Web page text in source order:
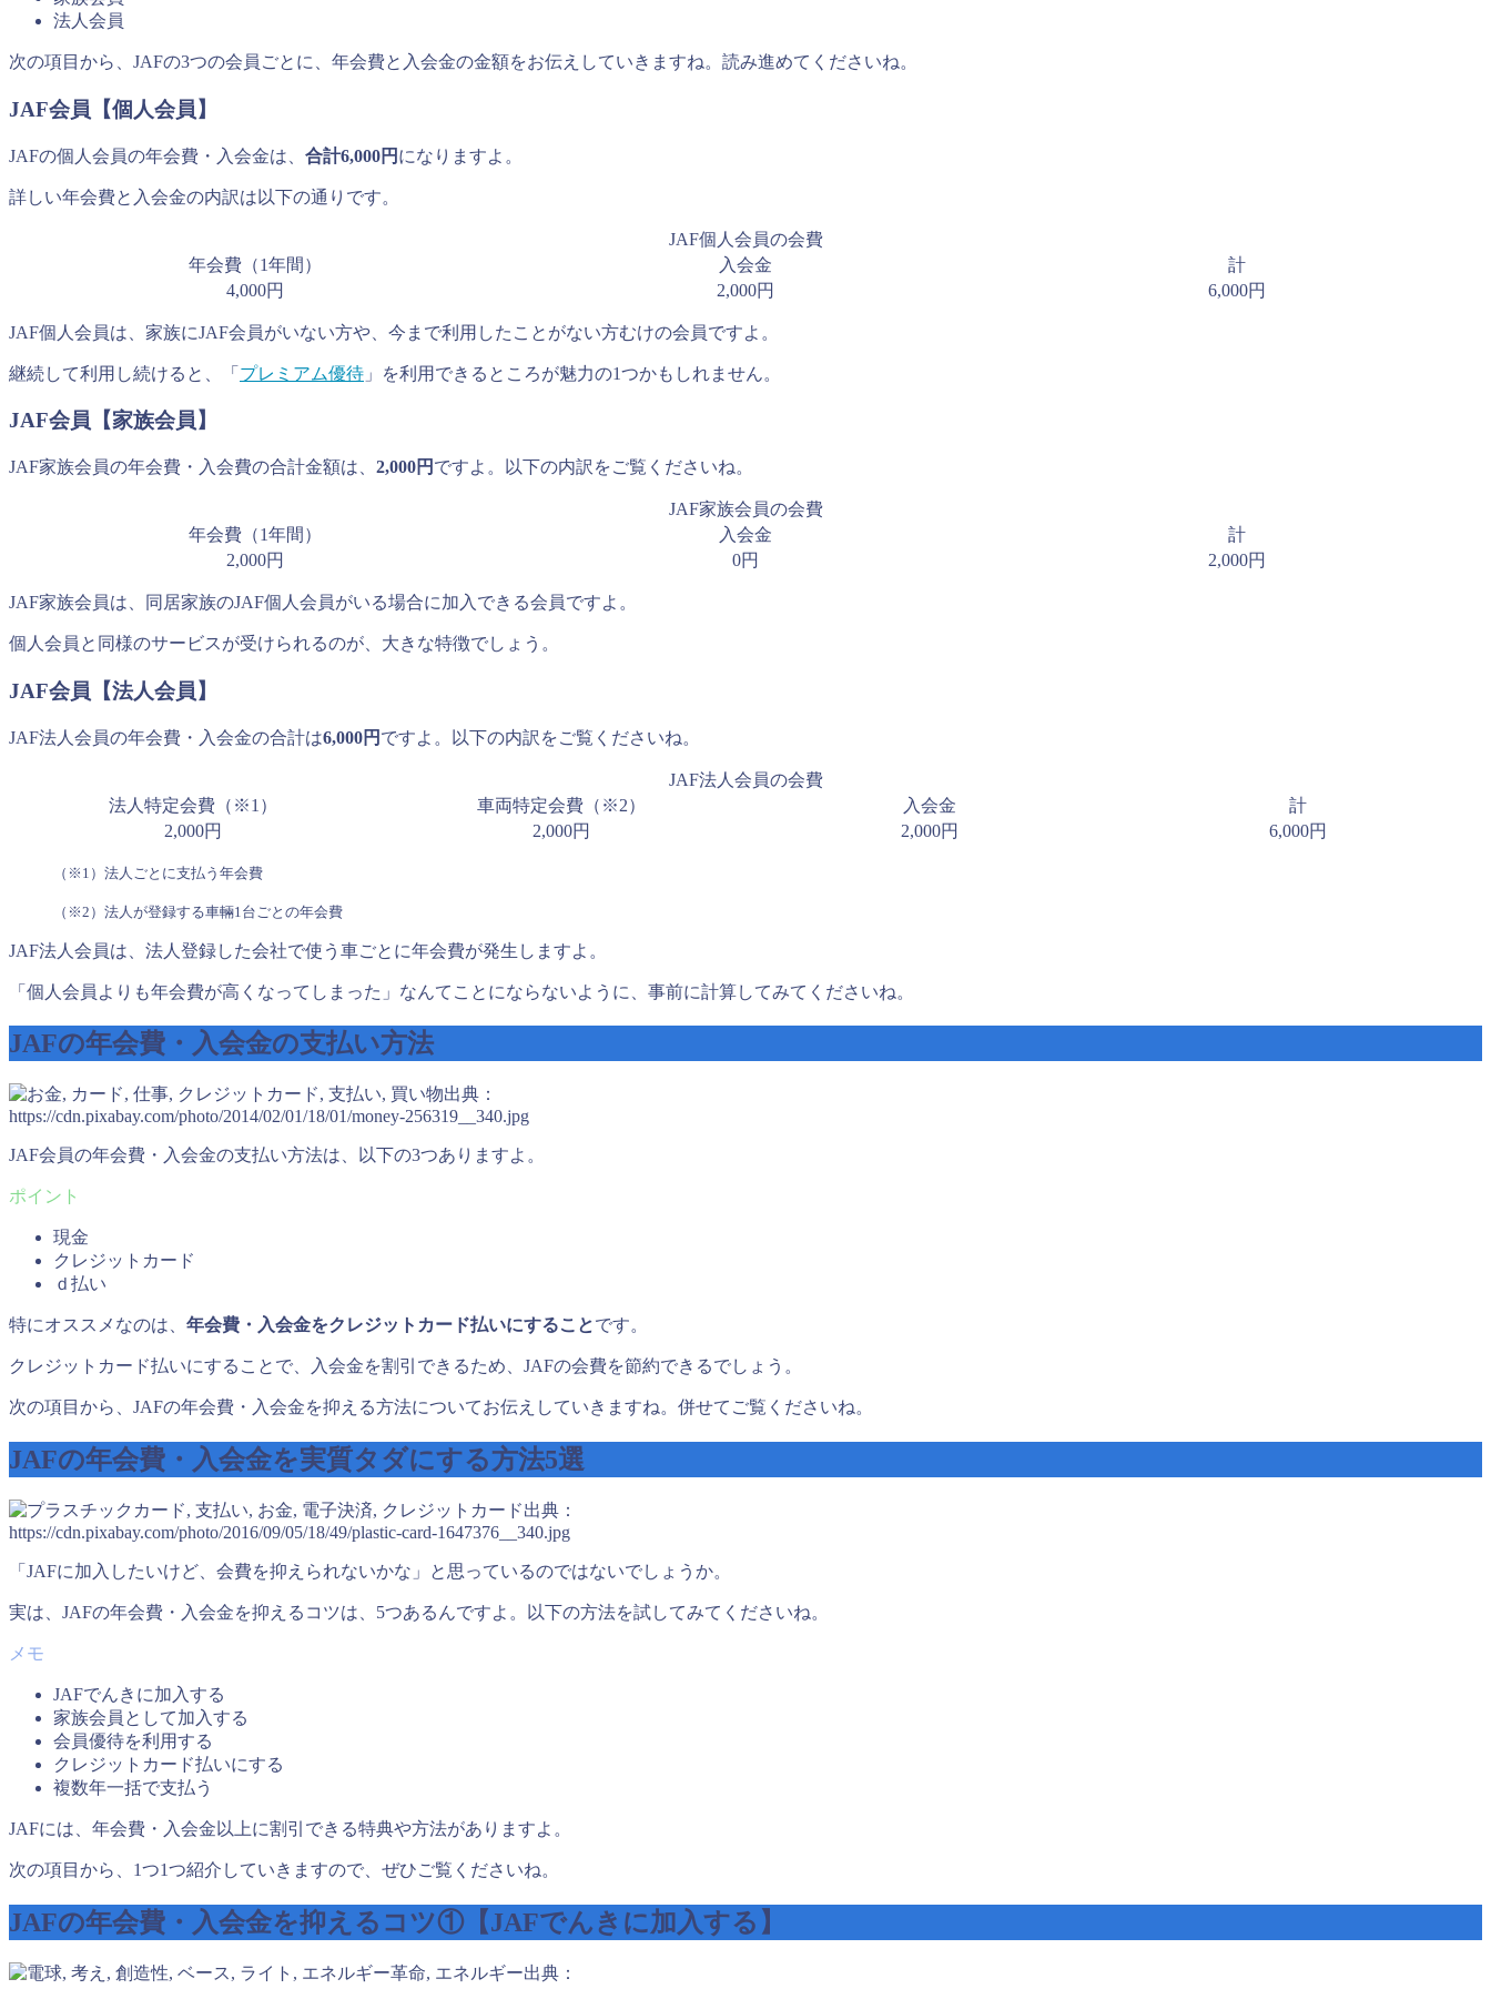
法人会員
次の項目から、JAFの3つの会員ごとに、年会費と入会金の金額をお伝えしていきますね。読み進めてくださいね。
JAF会員【個人会員】
JAFの個人会員の年会費・入会金は、 合計6,000円 になりますよ。
詳しい年会費と入会金の内訳は以下の通りです。
JAF個人会員の会費
年会費（1年間）
入会金
計
4,000円
2,000円 6,000円
JAF個人会員は、家族にJAF会員がいない方や、今まで利用したことがない方むけの会員ですよ。
継続して利用し続けると、「 プレミアム優待 」を利用できるところが魅力の1つかもしれません。
JAF会員【家族会員】
JAF家族会員の年会費・入会費の合計金額は、 2,000円 ですよ。以下の内訳をご覧くださいね。
JAF家族会員の会費
年会費（1年間）
入会金
計
2,000円
0円 2,000円
JAF家族会員は、同居家族のJAF個人会員がいる場合に加入できる会員ですよ。
個人会員と同様のサービスが受けられるのが、大きな特徴でしょう。
JAF会員【法人会員】
JAF法人会員の年会費・入会金の合計は6,000円 ですよ。以下の内訳をご覧くださいね。
JAF法人会員の会費
法人特定会費（※1）
車両特定会費（※2） 入会金
計
2,000円
2,000円 2,000円 6,000円
（※1）法人ごとに支払う年会費
（※2）法人が登録する車輛1台ごとの年会費
JAF法人会員は、法人登録した会社で使う車ごとに年会費が発生しますよ。
「個人会員よりも年会費が高くなってしまった」なんてことにならないように、事前に計算してみてくださいね。
JAFの年会費・入会金の支払い方法
出典：
https://cdn.pixabay.com/photo/2014/02/01/18/01/money-256319__340.jpg
JAF会員の年会費・入会金の支払い方法は、以下の3つありますよ。
現金
クレジットカード
ｄ払い
特にオススメなのは、 年会費・入会金をクレジットカード払いにすることです。
クレジットカード払いにすることで、入会金を割引できるため、JAFの会費を節約できるでしょう。
次の項目から、JAFの年会費・入会金を抑える方法についてお伝えしていきますね。併せてご覧くださいね。
JAFの年会費・入会金を実質タダにする方法5選
出典：
https://cdn.pixabay.com/photo/2016/09/05/18/49/plastic-card-1647376__340.jpg
「JAFに加入したいけど、会費を抑えられないかな」と思っているのではないでしょうか。
実は、JAFの年会費・入会金を抑えるコツは、5つあるんですよ。以下の方法を試してみてくださいね。
JAFでんきに加入する
家族会員として加入する
会員優待を利用する
クレジットカード払いにする
複数年一括で支払う
JAFには、年会費・入会金以上に割引できる特典や方法がありますよ。
次の項目から、1つ1つ紹介していきますので、ぜひご覧くださいね。
JAFの年会費・入会金を抑えるコツ①【JAFでんきに加入する】
出典：